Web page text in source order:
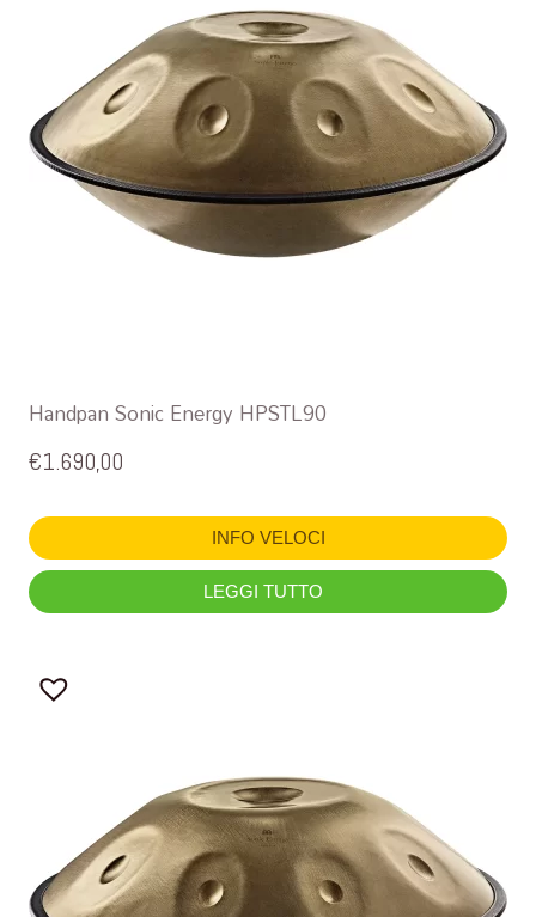
Handpan Sonic Energy HPSTL90
€1.690,00
INFO VELOCI
LEGGI TUTTO